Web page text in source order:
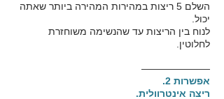
השלם 5 ריצות במהירות המהירה ביותר שאתה
יכול.
לנוח בין הריצות עד שהנשימה משוחזרת
לחלוטין.
———————
אפשרות 2.
ריצה אינטרוולית.